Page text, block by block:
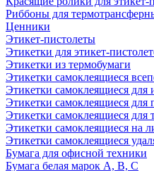
Риббоны для
Ценники
Этикет-пистолеты
Этикетки для этикет-
Этикетки из термобумаги
Этикетки самоклеящиеся
Этикетки самоклеящиеся для
Этикетки самоклеящиеся для
Этикетки самоклеящиеся для
Этикетки самоклеящиеся на
Этикетки самоклеящиеся
Бумага для офисной техники
Бумага белая марок А, В, С